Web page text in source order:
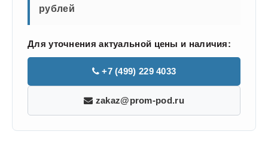
рублей
Для уточнения актуальной цены и наличия:
+7 (499) 229 4033
zakaz@prom-pod.ru